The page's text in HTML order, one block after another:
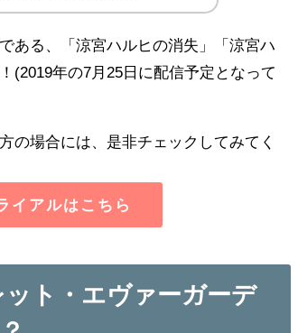
ある、「涼宮ハルヒの消失」「涼宮ハ
(2019年の7月25日に配信予定となって
の場合には、是非チェックしてみてく
イアルはこちら
ト・エヴァーガーデ